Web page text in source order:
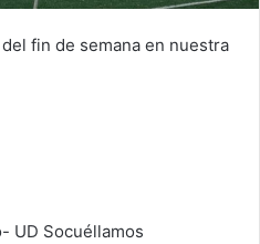
fin de semana en nuestra
UD Socuéllamos